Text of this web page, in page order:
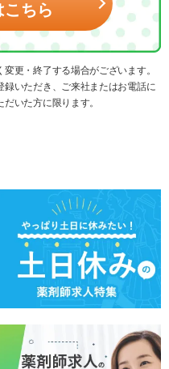
ちら
更・終了する場合がございます。
いただき、ご来社またはお電話に
いた方に限ります。